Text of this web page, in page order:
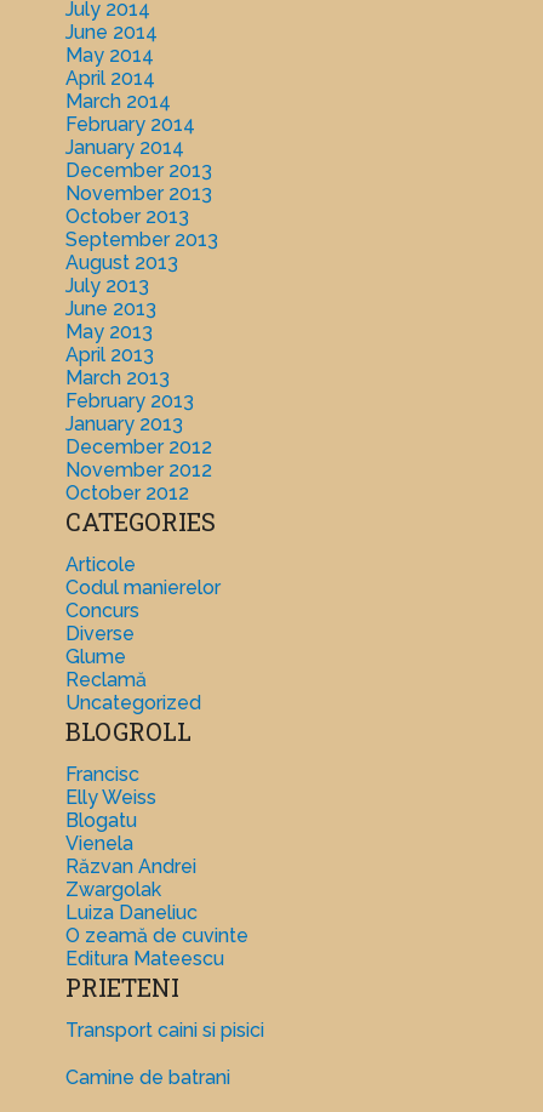
July 2014
June 2014
May 2014
April 2014
March 2014
February 2014
January 2014
December 2013
November 2013
October 2013
September 2013
August 2013
July 2013
June 2013
May 2013
April 2013
March 2013
February 2013
January 2013
December 2012
November 2012
October 2012
CATEGORIES
Articole
Codul manierelor
Concurs
Diverse
Glume
Reclamă
Uncategorized
BLOGROLL
Francisc
Elly Weiss
Blogatu
Vienela
Răzvan Andrei
Zwargolak
Luiza Daneliuc
O zeamă de cuvinte
Editura Mateescu
PRIETENI
Transport caini si pisici
Camine de batrani